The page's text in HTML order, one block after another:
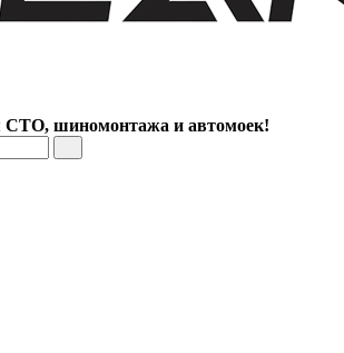
СТО, шиномонтажа и автомоек!